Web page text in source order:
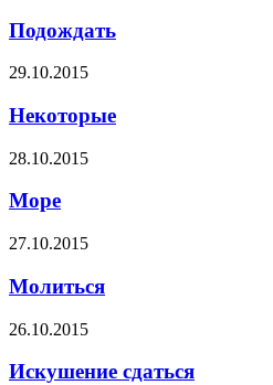
Подождать
29.10.2015
Некоторые
28.10.2015
Море
27.10.2015
Молиться
26.10.2015
Искушение сдаться